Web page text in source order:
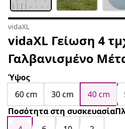
vidaXL
vidaXL Γείωση 4
Γαλβανισμένο
Ύψος
60 cm
30 cm 40 cm
Ποσότητα στη